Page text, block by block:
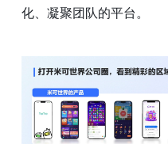
化、凝聚团队的平台。